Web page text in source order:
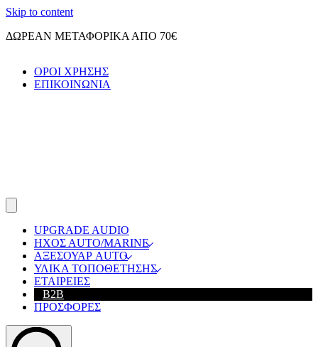
Skip to content
ΔΩΡΕΑΝ ΜΕΤΑΦΟΡΙΚΑ ΑΠΟ 70€
ΟΡΟΙ ΧΡΗΣΗΣ
ΕΠΙΚΟΙΝΩΝΙΑ
UPGRADE AUDIO
ΗΧΟΣ ΑUTO/MARINE
ΑΞΕΣΟΥΑΡ AUTO
ΥΛΙΚΑ ΤΟΠΟΘΕΤΗΣΗΣ
ΕΤΑΙΡΕΙΕΣ
B2B
ΠΡΟΣΦΟΡΕΣ